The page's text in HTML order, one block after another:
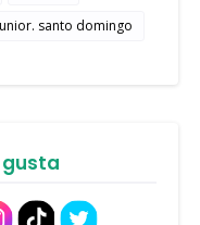
santo domingo
gusta